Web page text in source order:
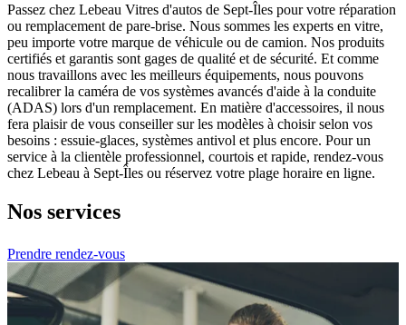
Passez chez Lebeau Vitres d'autos de Sept-Îles pour votre réparation
ou remplacement de pare-brise. Nous sommes les experts en vitre,
peu importe votre marque de véhicule ou de camion. Nos produits
certifiés et garantis sont gages de qualité et de sécurité. Et comme
nous travaillons avec les meilleurs équipements, nous pouvons
recalibrer la caméra de vos systèmes avancés d'aide à la conduite
(ADAS) lors d'un remplacement. En matière d'accessoires, il nous
fera plaisir de vous conseiller sur les modèles à choisir selon vos
besoins : essuie-glaces, systèmes antivol et plus encore. Pour un
service à la clientèle professionnel, courtois et rapide, rendez-vous
chez Lebeau à Sept-Îles ou réservez votre plage horaire en ligne.
Nos services
Prendre rendez-vous